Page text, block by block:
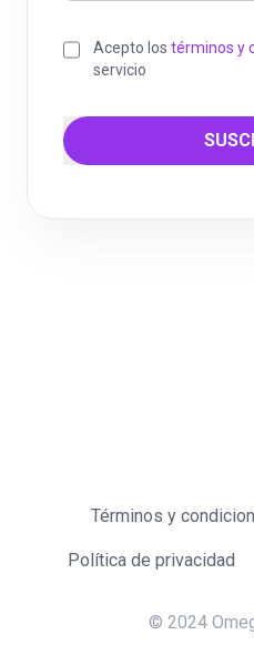
Acepto los términos y
servicio
Términos y
Política de privacidad
© 2024